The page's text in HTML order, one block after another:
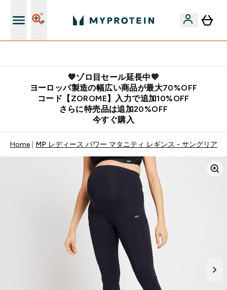
💙ゾロ目セール延長中💙
ヨーロッパ製造の幅広い商品が最大70%OFF
コード【ZOROME】入力で追加10%OFF
さらに特売品は追加20%OFF
今すぐ購入
Home MP レディース パワー マタニティ レギンス - サングリア